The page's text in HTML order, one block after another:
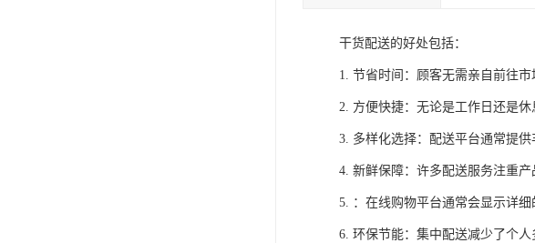
干货配送的好处包括：
1. 节省时间：顾客无需亲自前往
2. 方便快捷：无论是工作日还是
3. 多样化选择：配送平台通常提
4. 新鲜保障：许多配送服务注重
5. ：在线购物平台通常会显示详
6. 环保节能：集中配送减少了个